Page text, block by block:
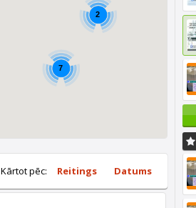
2
7
Kārtot pēc: Reitings Datums